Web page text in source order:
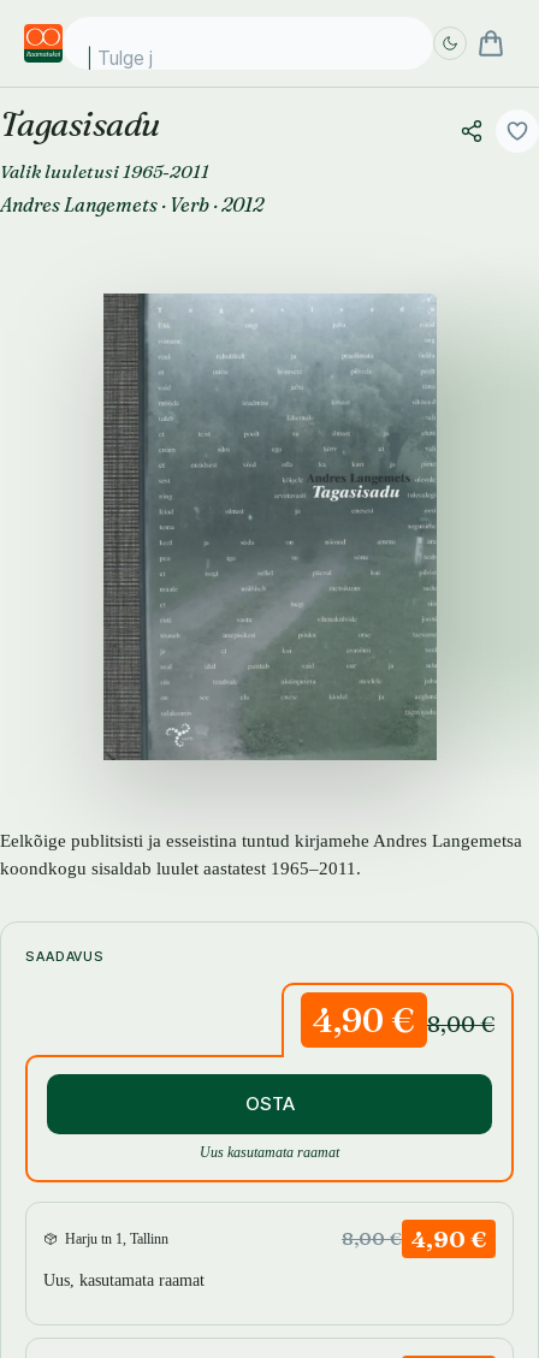
Tulge juba
Tagasisadu
Valik luuletusi 1965-2011
Andres Langemets · Verb ·2012
Eelkõige publitsisti ja esseistina tuntud kirjamehe Andres Langemetsa
koondkogu sisaldab luulet aastatest 1965–2011.
SAADAVUS
4,90 € 8,00 €
OSTA
Uus kasutamata raamat
Harju tn 1, Tallinn 8,00 € 4,90 €
Uus, kasutamata raamat